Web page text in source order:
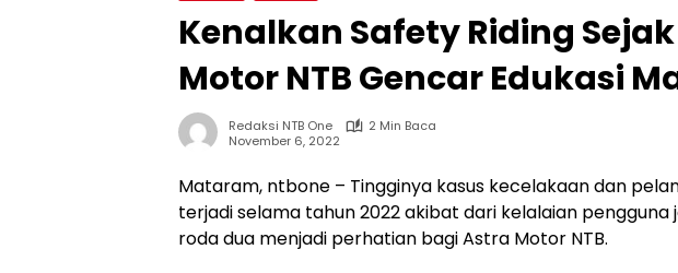
Kenalkan Safety Riding
Motor NTB Gencar Edukasi
Redaksi NTB One
2 Min Baca
November 6, 2022
Mataram, ntbone – Tingginya kasus kecelakaan dan
terjadi selama tahun 2022 akibat dari kelalaian pengguna
roda dua menjadi perhatian bagi Astra Motor NTB.